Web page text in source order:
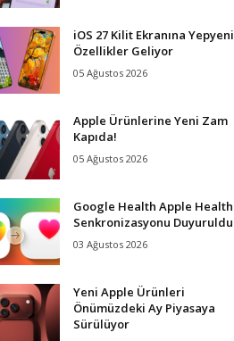
iOS 27 Kilit Ekranına Yepyeni
Özellikler Geliyor
05 Ağustos 2026
Apple Ürünlerine Yeni Zam
Kapıda!
05 Ağustos 2026
Google Health Apple Health
Senkronizasyonu Duyuruldu
03 Ağustos 2026
Yeni Apple Ürünleri
Önümüzdeki Ay Piyasaya
Sürülüyor